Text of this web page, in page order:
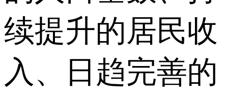
续提升的居民收
入、日趋完善的